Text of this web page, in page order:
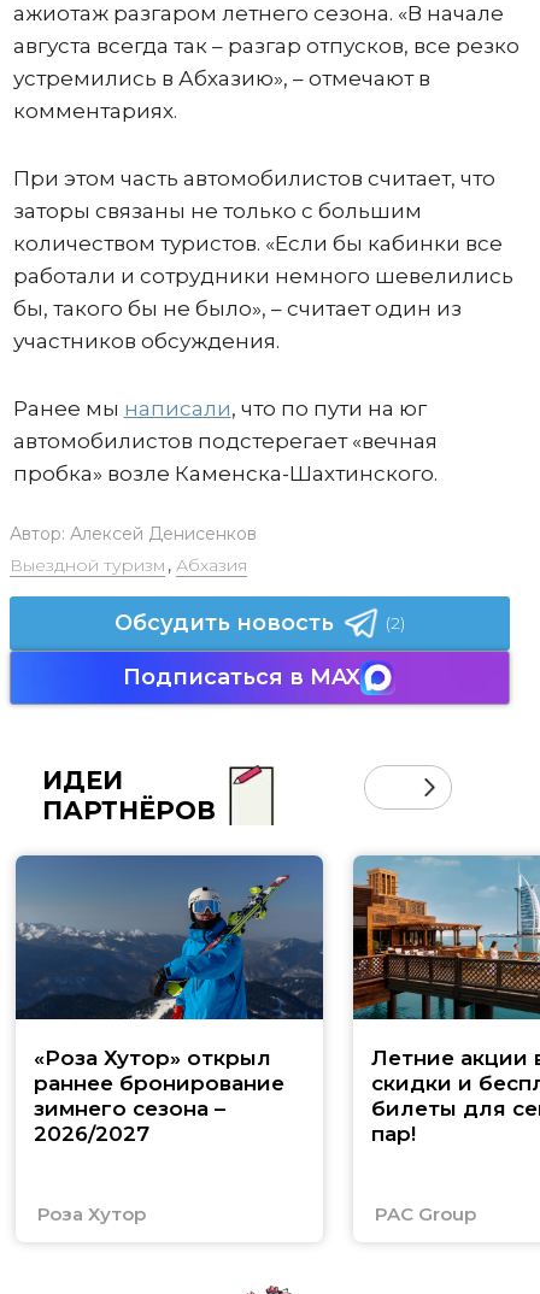
ажиотаж разгаром летнего сезона. «В начале
августа всегда так – разгар отпусков, все резко
устремились в Абхазию», – отмечают в
комментариях.
При этом часть автомобилистов считает, что
заторы связаны не только с большим
количеством туристов. «Если бы кабинки все
работали и сотрудники немного шевелились
бы, такого бы не было», – считает один из
участников обсуждения.
Ранее мы написали, что по пути на юг
автомобилистов подстерегает «вечная
пробка» возле Каменска-Шахтинского.
Автор: Алексей Денисенков
Выездной туризм , Абхазия
Обсудить новость (2)
Подписаться в MAX
ИДЕИ
ПАРТНЁРОВ
«Роза Хутор» открыл
раннее бронирование
зимнего сезона –
2026/2027
Роза Хутор
Летние акции
скидки и
билеты для
пар!
PAC Group